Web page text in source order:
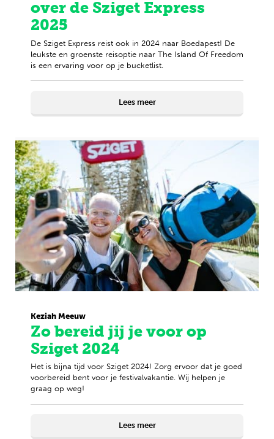
over de Sziget Express
2025
De Sziget Express reist ook in 2024 naar Boedapest! De
leukste en groenste reisoptie naar The Island Of Freedom
is een ervaring voor op je bucketlist.
Lees meer
Keziah Meeuw
Zo bereid jij je voor op
Sziget 2024
Het is bijna tijd voor Sziget 2024! Zorg ervoor dat je goed
voorbereid bent voor je festivalvakantie. Wij helpen je
graag op weg!
Lees meer